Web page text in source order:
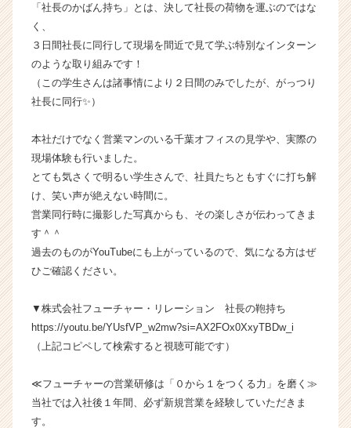
ベ
チ
ャ
ー・
か
ら
ス
カ
ト
就
活
サ
ト
チ
ア
「社長のかばん持ち」とは、決して社長の荷物を運ぶのではな
く、
３日間社長に同行して現場を間近で見て学ぶ特別なインターン
のような取り組みです！
（この学生さんは諸事情により２日間のみでしたが、がっつり
社長に同行✨）
本社だけでなく営業マンのいる千葉オフィスの見学や、実際の
現場体験も行いました。
とても気さくで明るい学生さんで、社員たちともすぐに打ち解
け、笑い声が絶えない時間に。
営業同行時に撮影した写真からも、その楽しさが伝わってきま
す＾＾
過去のものがYouTubeにも上がっているので、気になる方はぜ
ひご確認ください。
▼株式会社フューチャー・リレーション 社長の鞄持ち
https://youtu.be/YUsfVP_w2mw?si=AX2FOx0XxyTBDw_i
（上記コピペして検索すると視聴可能です）
≪フューチャーの営業研修は「０から１をつくる力」を磨く≫
当社では入社後１年間、必ず新規営業を経験していただきま
す。